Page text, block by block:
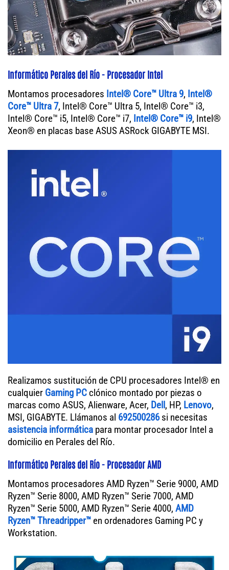
Informático Perales del Río - Procesador Intel
Montamos procesadores Intel® Core™ Ultra 9, Intel®
Core™ Ultra 7, Intel® Core™ Ultra 5, Intel® Core™ i3,
Intel® Core™ i5, Intel® Core™ i7, Intel® Core™ i9, Intel®
Xeon® en placas base ASUS ASRock GIGABYTE MSI.
Realizamos sustitución de CPU procesadores Intel® en
cualquier Gaming PC clónico montado por piezas o
marcas como ASUS, Alienware, Acer, Dell, HP, Lenovo,
MSI, GIGABYTE. Llámanos al 692500286si necesitas
asistencia informática para montar procesador Intel a
domicilio en Perales del Río.
Informático Perales del Río - Procesador AMD
Montamos procesadores AMD Ryzen™ Serie 9000, AMD
Ryzen™ Serie 8000, AMD Ryzen™ Serie 7000, AMD
Ryzen™ Serie 5000, AMD Ryzen™ Serie 4000, AMD
Ryzen™ Threadripper™ en ordenadores Gaming PC y
Workstation.